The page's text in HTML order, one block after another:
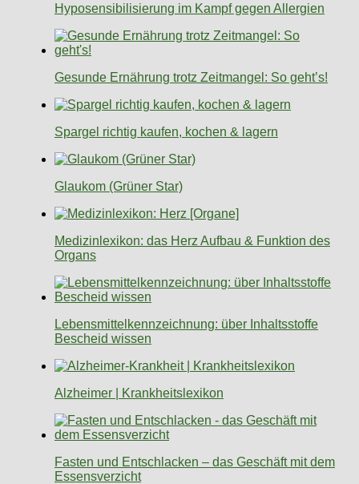
Hyposensibilisierung im Kampf gegen Allergien
Gesunde Ernährung trotz Zeitmangel: So geht’s!
Spargel richtig kaufen, kochen & lagern
Glaukom (Grüner Star)
Medizinlexikon: das Herz Aufbau & Funktion des
Organs
Lebensmittelkennzeichnung: über Inhaltsstoffe
Bescheid wissen
Alzheimer | Krankheitslexikon
Fasten und Entschlacken – das Geschäft mit dem
Essensverzicht